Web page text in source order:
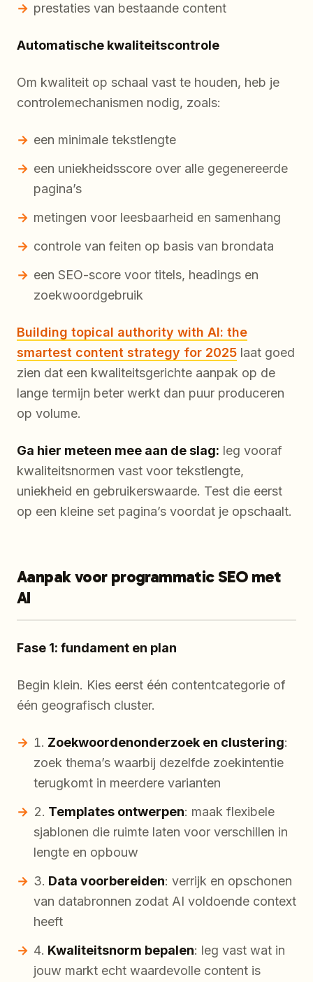
prestaties van bestaande content
Automatische kwaliteitscontrole
Om kwaliteit op schaal vast te houden, heb je
controlemechanismen nodig, zoals:
een minimale tekstlengte
een uniekheidsscore over alle gegenereerde
pagina’s
metingen voor leesbaarheid en samenhang
controle van feiten op basis van brondata
een SEO-score voor titels, headings en
zoekwoordgebruik
Building topical authority with AI: the
smartest content strategy for 2025 laat goed
zien dat een kwaliteitsgerichte aanpak op de
lange termijn beter werkt dan puur produceren
op volume.
Ga hier meteen mee aan de slag: leg vooraf
kwaliteitsnormen vast voor tekstlengte,
uniekheid en gebruikerswaarde. Test die eerst
op een kleine set pagina’s voordat je opschaalt.
Aanpak voor programmatic SEO met
AI
Fase 1: fundament en plan
Begin klein. Kies eerst één contentcategorie of
één geografisch cluster.
Zoekwoordenonderzoek en clustering:
zoek thema’s waarbij dezelfde zoekintentie
terugkomt in meerdere varianten
Templates ontwerpen: maak flexibele
sjablonen die ruimte laten voor verschillen in
lengte en opbouw
Data voorbereiden: verrijk en opschonen
van databronnen zodat AI voldoende context
heeft
Kwaliteitsnorm bepalen: leg vast wat in
jouw markt echt waardevolle content is